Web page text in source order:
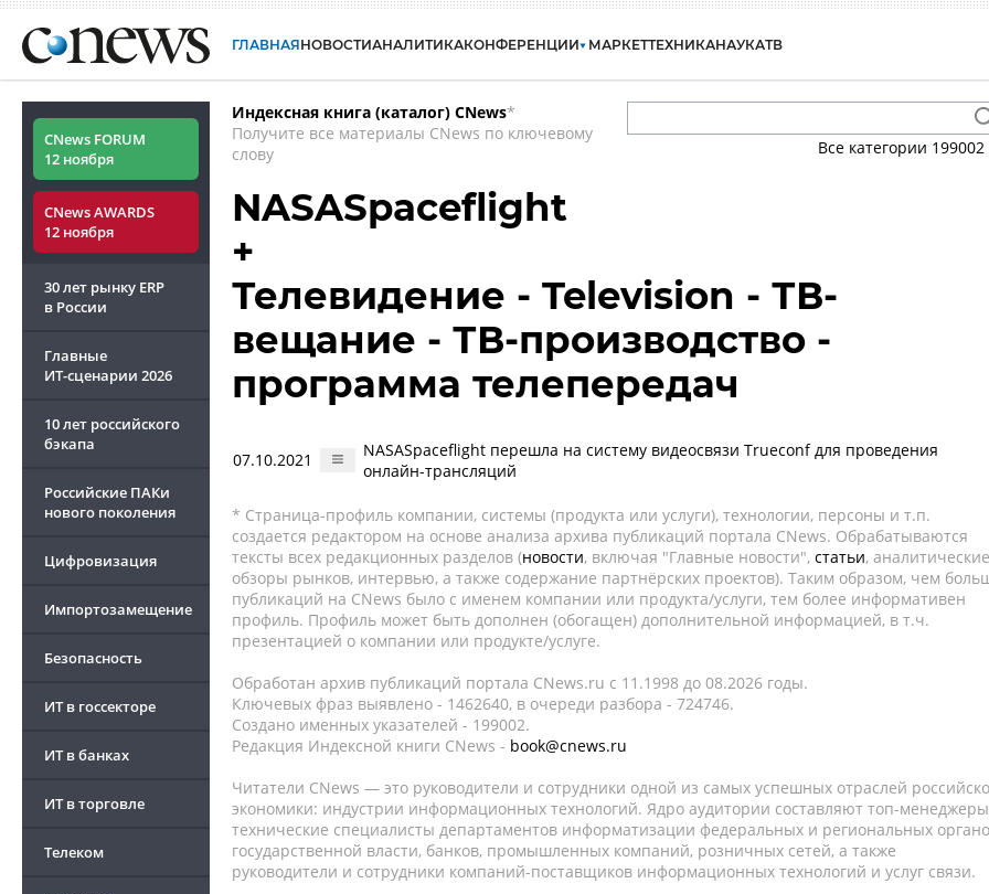
ГЛАВНАЯНОВОСТИАНАЛИТИКАКОНФЕРЕНЦИИ МАРКЕТТЕХНИКАНАУКАТВ
CNews FORUM
12 ноября
CNews AWARDS
12 ноября
30 лет рынку ERP
в России
Главные
ИТ-сценарии 2026
10 лет российского
бэкапа
Российские ПАКи
нового поколения
Цифровизация
Импортозамещение
Безопасность
ИТ в госсекторе
ИТ в банках
ИТ в торговле
Телеком
Индексная книга (каталог) CNews*
Получите все материалы CNews по ключевому
слову
Все категории 199002
NASASpaceflight
+
Телевидение - Television - ТВ-
вещание - ТВ-производство -
программа телепередач
07.10.2021
NASASpaceflight перешла на систему видеосвязи Trueconf для проведения
онлайн-трансляций
* Страница-профиль компании, системы (продукта или услуги), технологии, персоны и т.п.
создается редактором на основе анализа архива публикаций портала CNews. Обрабатываются
тексты всех редакционных разделов (новости, включая "Главные новости", статьи, аналитические
обзоры рынков, интервью, а также содержание партнёрских проектов). Таким образом, чем
публикаций на CNews было с именем компании или продукта/услуги, тем более информативен
профиль. Профиль может быть дополнен (обогащен) дополнительной информацией, в т.ч.
презентацией о компании или продукте/услуге.
Обработан архив публикаций портала CNews.ru c 11.1998 до 08.2026 годы.
Ключевых фраз выявлено - 1462640, в очереди разбора - 724746.
Создано именных указателей - 199002.
Редакция Индексной книги CNews - book@cnews.ru
Читатели CNews — это руководители и сотрудники одной из самых успешных отраслей
экономики: индустрии информационных технологий. Ядро аудитории составляют топ-
технические специалисты департаментов информатизации федеральных и региональных
государственной власти, банков, промышленных компаний, розничных сетей, а также
руководители и сотрудники компаний-поставщиков информационных технологий и услуг связи.